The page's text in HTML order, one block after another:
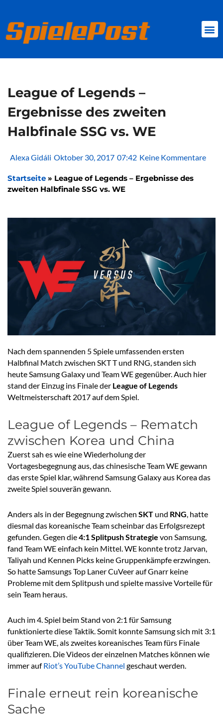
springen
League of Legends –
Ergebnisse des zweiten
Halbfinale SSG vs. WE
Alexa Gidáli Oktober 30, 2017 07:42 Keine Kommentare
Startseite » League of Legends – Ergebnisse des
zweiten Halbfinale SSG vs. WE
Nach dem spannenden 5 Spiele umfassenden ersten
Halbfinal Match zwischen SKT T und RNG, standen sich
heute Samsung Galaxy und Team WE gegenüber. Auch hier
stand der Einzug ins Finale der League of Legends
Weltmeisterschaft 2017 auf dem Spiel.
League of Legends – Rematch
zwischen Korea und China
Zuerst sah es wie eine Wiederholung der
Vortagesbegegnung aus, das chinesische Team WE gewann
das erste Spiel klar, während Samsung Galaxy aus Korea das
zweite Spiel souverän gewann.
Anders als in der Begegnung zwischen SKT und RNG , hatte
diesmal das koreanische Team scheinbar das Erfolgsrezept
gefunden. Gegen die4:1 Splitpush Strategie von Samsung,
fand Team WE einfach kein Mittel. WE konnte trotz Jarvan,
Taliyah und Kennen Picks keine Gruppenkämpfe erzwingen.
So hatte Samsungs Top Laner CuVeer auf Gnarr keine
Probleme mit dem Splitpush und spielte massive Vorteile für
sein Team heraus.
Auch im 4. Spiel beim Stand von 2:1 für Samsung
funktionierte diese Taktik. Somit konnte Samsung sich mit 3:1
über Team WE, als zweites koreanisches Team fürs Finale
qualifizieren. Die Videos der einzelnen Matches können wie
immer aufRiot’s YouTube Channel geschaut werden.
Finale erneut rein koreanische
Sache